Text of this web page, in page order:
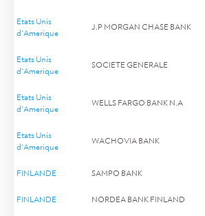
Etats Unis
d'Amerique
J.P MORGAN CHASE BANK
Etats Unis
d'Amerique
SOCIETE GENERALE
Etats Unis
d'Amerique
WELLS FARGO BANK N.A
Etats Unis
d'Amerique
WACHOVIA BANK
FINLANDE SAMPO BANK
FINLANDE NORDEA BANK FINLAND